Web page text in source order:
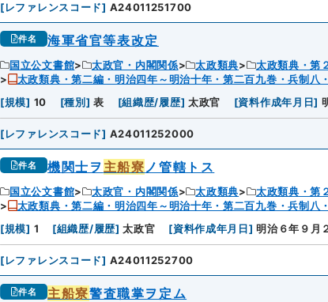
[レファレンスコード] A24011251700
件名 海軍省官等表改定
国立公文書館 太政官・内閣関係 太政類典
太政類典・第
太政類典・第二編・明治四年～明治十年・第二百九巻・兵制八
[規模] 10 [種別 ] 表 [組織歴/履歴] 太政官 [資料作成年月日]
[レファレンスコード] A24011252000
件名 機関士ヲ主船寮ノ管轄トス
国立公文書館 太政官・内閣関係 太政類典
太政類典・第
太政類典・第二編・明治四年～明治十年・第二百九巻・兵制八
[規模] 1 [組織歴/履歴] 太政官 [資料作成年月日] 明治６年９月
[レファレンスコード] A24011252700
件名 主船寮警査職掌ヲ定ム